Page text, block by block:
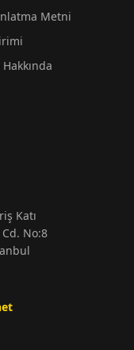
Metni
Katı
No:8